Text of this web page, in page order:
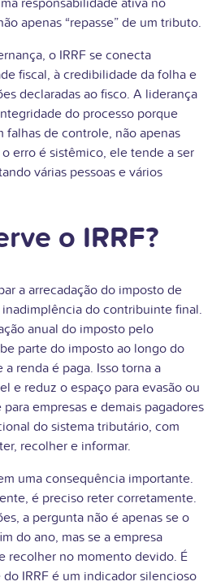
apenas “repasse” de um tributo.
o IRRF se conecta
fiscal, à credibilidade da folha e
declaradas ao fisco. A liderança
do processo porque
falhas de controle, não apenas
o erro é sistêmico, ele tende a ser
várias pessoas e vários
o IRRF?
a arrecadação do imposto de
do contribuinte final.
anual do imposto pelo
parte do imposto ao longo do
renda é paga. Isso torna a
e reduz o espaço para evasão ou
empresas e demais pagadores
do sistema tributário, com
recolher e informar.
uma consequência importante.
é preciso reter corretamente.
a pergunta não é apenas se o
do ano, mas se a empresa
recolher no momento devido. É
IRRF é um indicador silencioso